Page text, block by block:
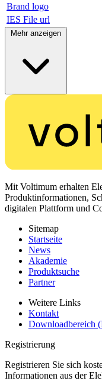
Brand logo
IES File url
Mehr anzeigen
Mit Voltimum erhalten
Produktinformationen,
digitalen Plattform und
Sitemap
Startseite
News
Akademie
Produktsuche
Partner
Weitere Links
Kontakt
Downloadbereich
Registrierung
Registrieren Sie sich
Informationen aus der